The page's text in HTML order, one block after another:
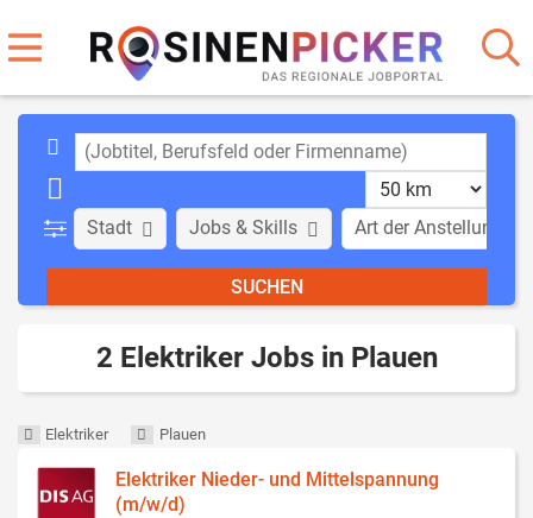
Stadt Art der Anstellung
Jobs & Skills
2 Elektriker Jobs in Plauen
Elektriker Plauen
Elektriker Nieder- und Mittelspannung
(m/w/d)